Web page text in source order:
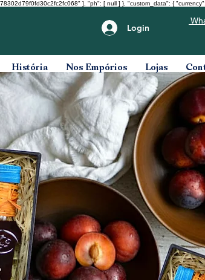
], "ph": [ null ] }, "custom_data": {
Login
História Nos Empórios Lojas